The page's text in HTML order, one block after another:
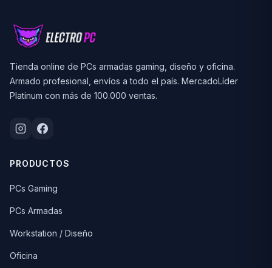
Tienda online de PCs armadas gaming, diseño y oficina.
Armado profesional, envíos a todo el país. MercadoLíder
Platinum con más de 100.000 ventas.
PRODUCTOS
PCs Gaming
PCs Armadas
Workstation / Diseño
Oficina